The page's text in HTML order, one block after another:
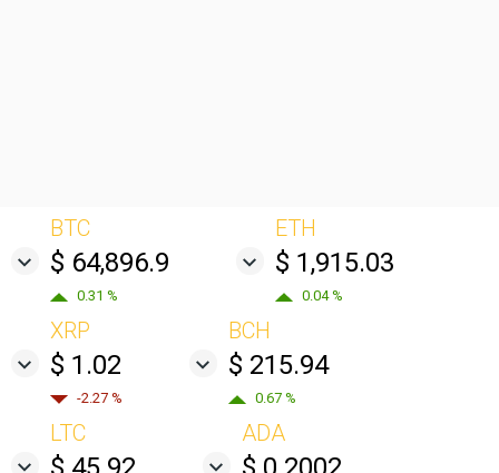
BTC
$ 64,896.9
0.31 %
ETH
$ 1,915.03
0.04 %
XRP
$ 1.02
-2.27 %
BCH
$ 215.94
0.67 %
LTC ADA